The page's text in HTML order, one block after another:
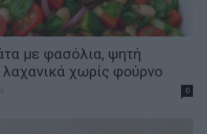
με φασόλια, ψητή
λαχανικά χωρίς φούρνο
0